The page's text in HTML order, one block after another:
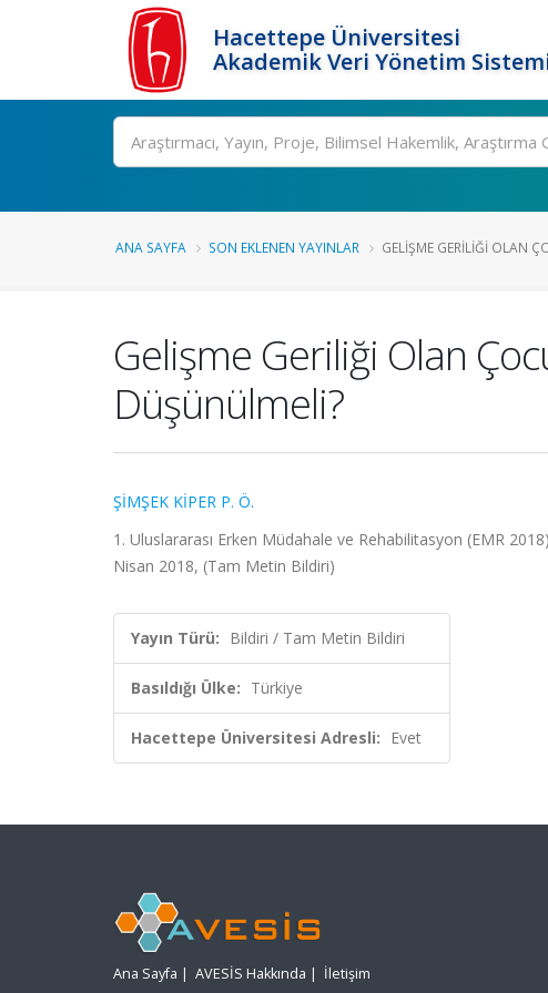
Hacettepe Üniversitesi
Akademik Veri Yönetim
Ara
ANA SAYFA SON EKLENEN YAYINLAR GELIŞME GERILIĞI OLAN
Gelişme Geriliği Olan
Düşünülmeli?
ŞİMŞEK KİPER P. Ö.
1. Uluslararası Erken Müdahale ve Rehabilitasyon (EMR
Nisan 2018, (Tam Metin Bildiri)
Yayın Türü: Bildiri / Tam Metin Bildiri
Basıldığı Ülke: Türkiye
Hacettepe Üniversitesi Adresli: Evet
Ana Sayfa | AVESİS Hakkında | İletişim